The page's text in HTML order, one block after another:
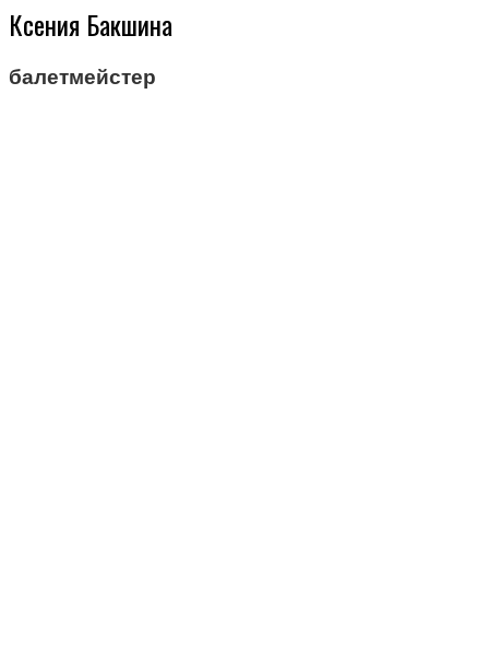
Ксения Бакшина
балетмейстер